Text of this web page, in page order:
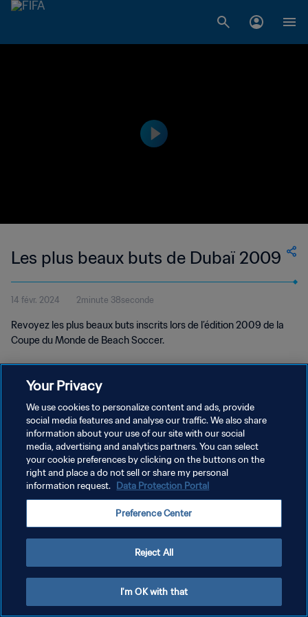
Les plus beaux buts de Dubaï 2009
14 févr. 2024 2minute 38seconde
Revoyez les plus beaux buts inscrits lors de l’édition 2009 de la
Coupe du Monde de Beach Soccer.
POLITIQUE DE CONFIDENTIALITÉ
CONDITIONS D'UTILISATION
GÉRER VOS PRÉFÉRENCES SUR LES COOKIES
Your Privacy
We use cookies to personalize content and ads, provide
social media features and analyse our traffic. We also share
information about your use of our site with our social
media, advertising and analytics partners. You can select
your cookie preferences by clicking on the buttons on the
right and place a do not sell or share my personal
information request. Data Protection Portal
Preference Center
Reject All
I'm OK with that